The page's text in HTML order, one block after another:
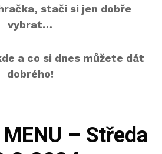
stačí si jen dobře
vybrat…
a co si dnes můžete dát
dobrého!
– Středa